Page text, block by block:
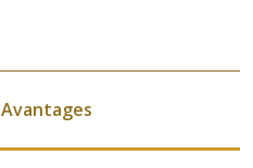
Avantages